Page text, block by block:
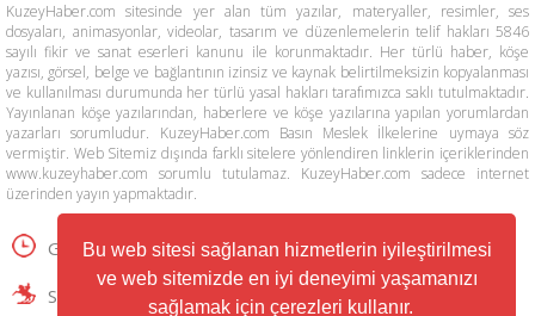
Bu web sitesi sağlanan hizmetlerin iyileştirilmesi
ve web sitemizde en iyi deneyimi yaşamanızı
sağlamak için çerezleri kullanır.
KuzeyHaber.com sitesinde yer alan tüm yazılar, materyaller, resimler, ses
dosyaları, animasyonlar, videolar, tasarım ve düzenlemelerin telif hakları 5846
sayılı fikir ve sanat eserleri kanunu ile korunmaktadır. Her türlü haber, köşe
yazısı, görsel, belge ve bağlantının izinsiz ve kaynak belirtilmeksizin kopyalanması
ve kullanılması durumunda her türlü yasal hakları tarafımızca saklı tutulmaktadır.
Yayınlanan köşe yazılarından, haberlere ve köşe yazılarına yapılan yorumlardan
yazarları sorumludur. KuzeyHaber.com Basın Meslek İlkelerine uymaya söz
vermiştir. Web Sitemiz dışında farklı sitelere yönlendiren linklerin içeriklerinden
www.kuzeyhaber.com sorumlu tutulamaz. KuzeyHaber.com sadece internet
üzerinden yayın yapmaktadır.
Günün Haberleri
Manşet Haberler
Samsun Haber
Foto Galeri Yazarlar